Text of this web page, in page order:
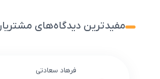
مفیدترین دیدگاه‌های
فرهاد سعادتی